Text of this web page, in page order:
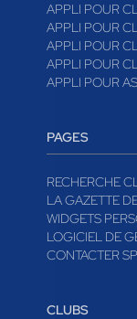
APPLI POUR
APPLI POUR
APPLI POUR
APPLI POUR
APPLI POUR
PAGES
RECHERCHE
LA GAZETTE
WIDGETS
LOGICIEL DE
CONTACTER
CLUBS